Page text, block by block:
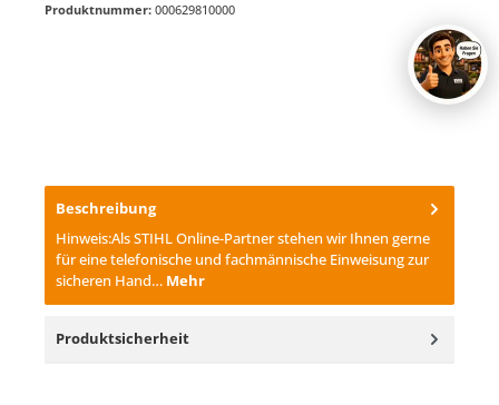
Produktnummer: 000629810000
Beschreibung
Hinweis:Als STIHL Online-Partner stehen wir Ihnen gerne
für eine telefonische und fachmännische Einweisung zur
sicheren Hand… Mehr
Produktsicherheit